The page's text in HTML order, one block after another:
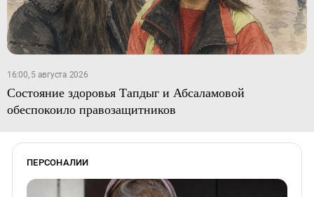
16:00, 5 августа 2026
Состояние здоровья Тапдыг и Абсаламовой
обеспокоило правозащитников
ПЕРСОНАЛИИ